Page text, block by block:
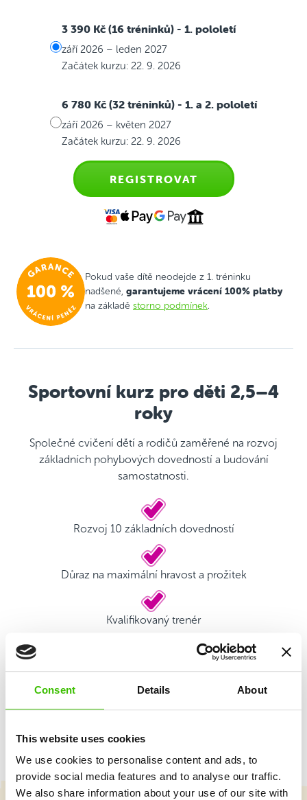
Consent Details About
This website uses cookies
We use cookies to personalise content and ads, to
provide social media features and to analyse our traffic.
We also share information about your use of our site with
3 390 Kč (16 tréninků) - 1. pololetí
září 2026 – leden 2027
Začátek kurzu: 22. 9. 2026
6 780 Kč (32 tréninků) - 1. a 2. pololetí
září 2026 – květen 2027
Začátek kurzu: 22. 9. 2026
REGISTROVAT
Pokud vaše dítě neodejde z 1. tréninku
nadšené, garantujeme vrácení 100% platby
na základě storno podmínek.
Sportovní kurz pro děti 2,5–4
roky
Společné cvičení dětí a rodičů zaměřené na rozvoj
základních pohybových dovedností a budování
samostatnosti.
Rozvoj 10 základních dovedností
Důraz na maximální hravost a prožitek
Kvalifikovaný trenér